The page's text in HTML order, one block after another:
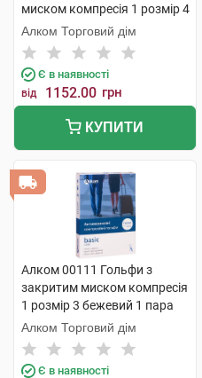
миском компресія 1 розмір 4
бежевий 1 пара
Алком Торговий дім
Є в наявності
від 1152.00 грн
КУПИТИ
Алком 00111 Гольфи з
закритим миском компресія
1 розмір 3 бежевий 1 пара
Алком Торговий дім
Є в наявності